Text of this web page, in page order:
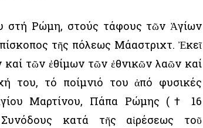
στή Ρώμη, στούς τάφους τῶν Ἁγίων
τῆς πόλεως Μάαστριχτ. Ἐκεῖ
τῶν ἐθίμων τῶν ἐθνικῶν λαῶν καί
του, τό ποίμνιό του ἀπό φυσικές
Μαρτίνου, Πάπα Ρώμης († 16
Συνόδους κατά τῆς αἱρέσεως τοῦ